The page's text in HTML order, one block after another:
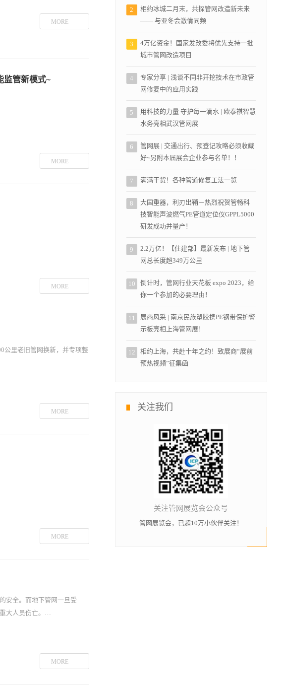
MORE
监管新模式~
MORE
MORE
公里老旧管网换新，并专项整
MORE
MORE
安全。而地下管网一旦受
大人员伤亡。…
MORE
2
相约冰城二月末，共探管网改造新未来
—— 与亚冬会激情同频
3
4万亿资金！国家发改委将优先支持一批
城市管网改造项目
4
专家分享 | 浅谈不同非开挖技术在市政管
网修复中的应用实践
5
用科技的力量 守护每一滴水 | 欧泰祺智慧
水务亮相武汉管网展
6
管网展 | 交通出行、预登记攻略必须收藏
好~另附本届展会企业参与名单！！
7 满满干货！各种管道修复工法一览
8
大国重器，利刃出鞘－热烈祝贺管畅科
技智能声波燃气PE管道定位仪GPPL5000
研发成功并量产！
9
2.2万亿！【住建部】最新发布 | 地下管
网总长度超349万公里
10
倒计时，管网行业天花板 expo 2023，给
你一个参加的必要理由！
11
展商风采 | 南京民族塑胶携PE钢带保护警
示板亮相上海管网展！
12
相约上海，共赴十年之约！致展商“展前
预热视频”征集函
关注我们
关注管网展览会公众号
管网展览会，已超10万小伙伴关注！